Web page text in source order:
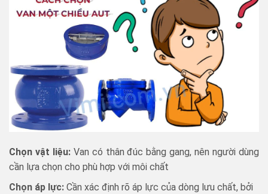
Chọn vật liệu: Van có thân đúc bằng gang, nên người dùng
cần lựa chọn cho phù hợp với môi chất
Chọn áp lực: Cần xác định rõ áp lực của dòng lưu chất, bởi